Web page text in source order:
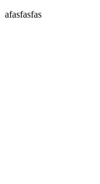
afasfasfas